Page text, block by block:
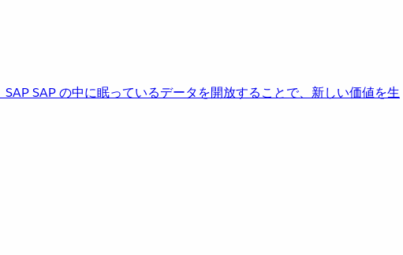
SAPSAP の中に眠っているデータを開放することで、新しい価値を生